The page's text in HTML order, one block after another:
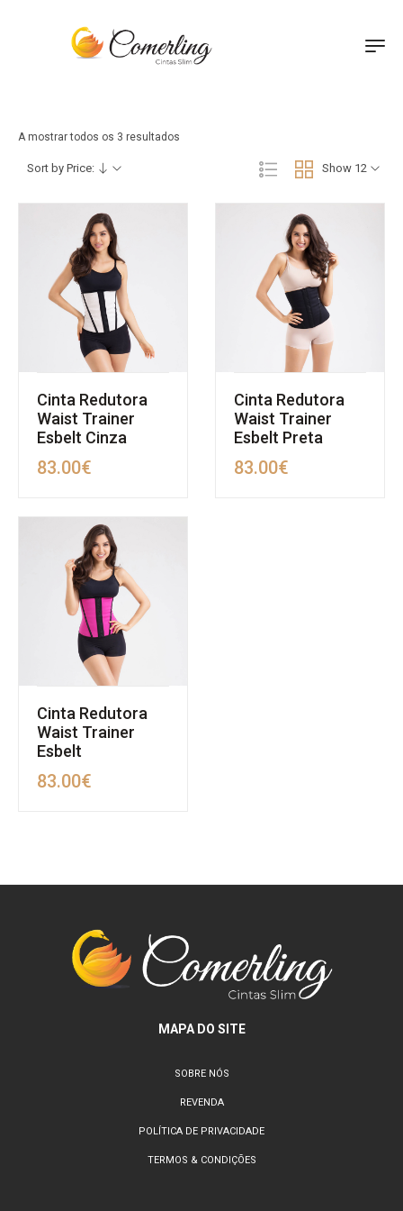
A mostrar todos os 3 resultados
Show 12
Sort by Price:
Cinta Redutora
Waist Trainer
Esbelt Cinza
83.00€
Cinta Redutora
Waist Trainer
Esbelt Preta
83.00€
Cinta Redutora
Waist Trainer
Esbelt
83.00€
MAPA DO SITE
SOBRE NÓS
REVENDA
POLÍTICA DE PRIVACIDADE
TERMOS & CONDIÇÕES